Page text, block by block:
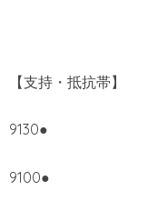
【支持・抵抗帯】
9130●
9100●